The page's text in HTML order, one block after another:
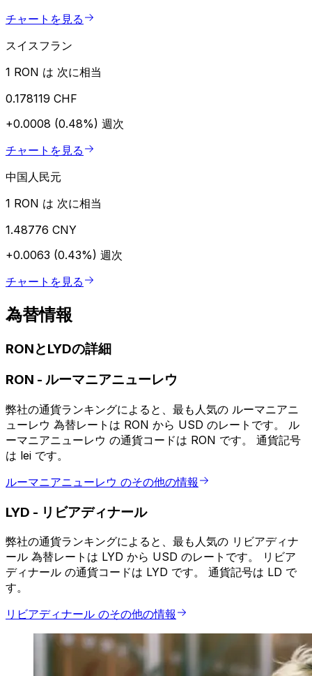
チャートを見る
スイスフラン
1 RON は 次に相当
0.178119 CHF
+0.0008 (0.48%) 週次
チャートを見る
中国人民元
1 RON は 次に相当
1.48776 CNY
+0.0063 (0.43%) 週次
チャートを見る
為替情報
RONとLYDの詳細
RON - ルーマニアニューレウ
弊社の通貨ランキングによると、最も人気の ルーマニアニ
ューレウ 為替レートは RON から USD のレートです。 ル
ーマニアニューレウ の通貨コードは RON です。 通貨記号
は lei です。
ルーマニアニューレウ のその他の情報
LYD - リビアディナール
弊社の通貨ランキングによると、最も人気の リビアディナ
ール 為替レートは LYD から USD のレートです。 リビア
ディナール の通貨コードは LYD です。 通貨記号は LD で
す。
リビアディナール のその他の情報